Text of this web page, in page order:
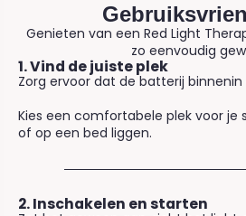
Genieten van een Red Light
zo eenvoudig
1. Vind de juiste plek
Zorg ervoor dat de batterij binnenin
Kies een comfortabele plek voor je
of op een bed liggen.
2. Inschakelen en starten